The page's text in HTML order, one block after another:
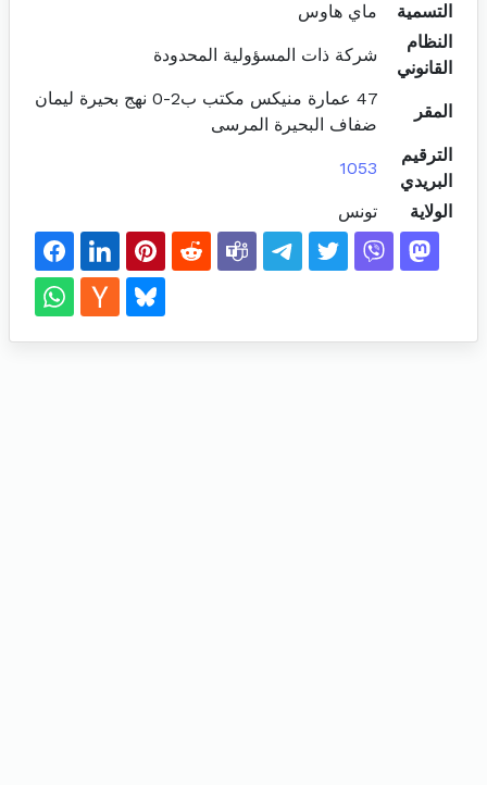
التسمية
ماي هاوس
النظام
القانوني
شركة ذات المسؤولية المحدودة
المقر
47 عمارة منيكس مكتب ب2-0 نهج بحيرة ليمان
ضفاف البحيرة المرسى
الترقيم
البريدي
1053
الولاية تونس